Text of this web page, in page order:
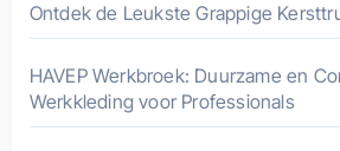
Ontdek de Leukste Grappige
HAVEP Werkbroek: Duurzame en
Werkkleding voor Professionals